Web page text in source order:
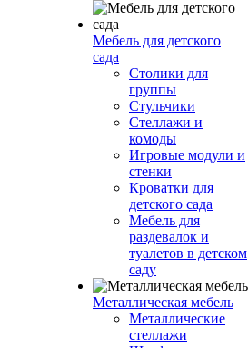
Мебель для детского
сада
Столики для
группы
Стульчики
Стеллажи и
комоды
Игровые модули и
стенки
Кроватки для
детского сада
Мебель для
раздевалок и
туалетов в детском
саду
Металлическая мебель
Металлические
стеллажи